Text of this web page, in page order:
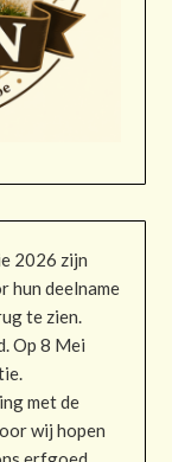
2026 zijn
hun deelname
te zien.
Op 8 Mei
met de
wij hopen